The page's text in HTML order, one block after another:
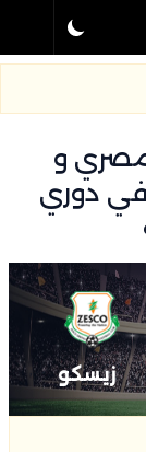
و
زيسكو بتاريخ 15/02/2026 في دوري
زيسكو